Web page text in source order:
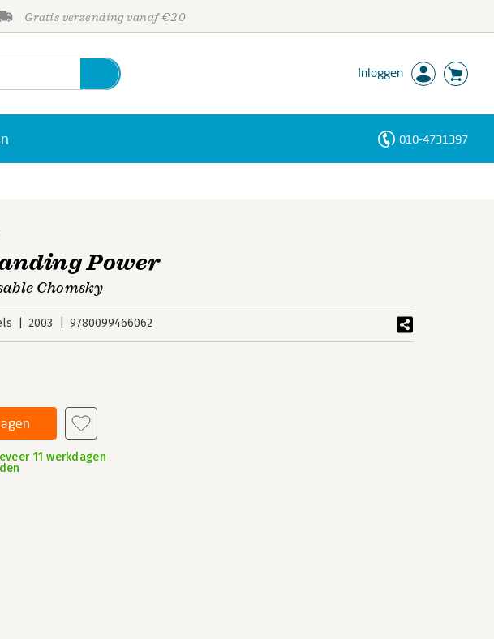
Gratis verzending vanaf €20
Inloggen
010-4731397
Power
Chomsky
2003 9780099466062
11 werkdagen
Personen